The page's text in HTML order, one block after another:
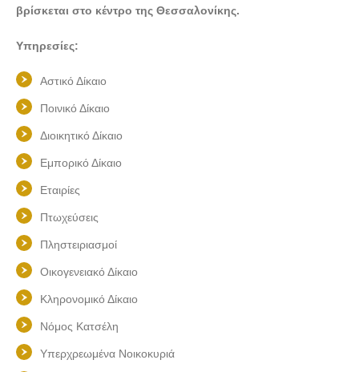
βρίσκεται στο κέντρο της Θεσσαλονίκης.
Υπηρεσίες:
Αστικό Δίκαιο
Ποινικό Δίκαιο
Διοικητικό Δίκαιο
Εμπορικό Δίκαιο
Εταιρίες
Πτωχεύσεις
Πληστειριασμοί
Οικογενειακό Δίκαιο
Κληρονομικό Δίκαιο
Νόμος Κατσέλη
Υπερχρεωμένα Νοικοκυριά